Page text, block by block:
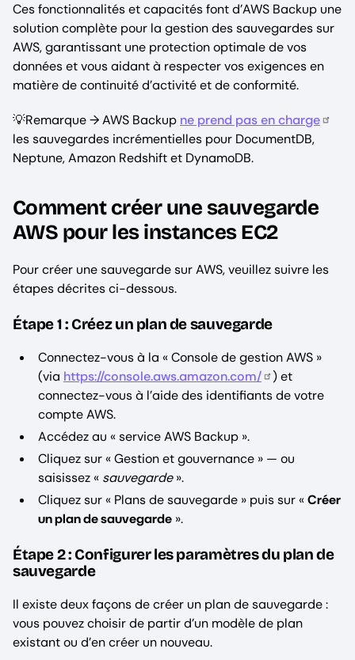
Ces fonctionnalités et capacités font d’AWS Backup une
solution complète pour la gestion des sauvegardes sur
AWS, garantissant une protection optimale de vos
données et vous aidant à respecter vos exigences en
matière de continuité d’activité et de conformité.
💡Remarque → AWS Backup ne prend pas en charge
les sauvegardes incrémentielles pour DocumentDB,
Neptune, Amazon Redshift et DynamoDB.
Comment créer une sauvegarde
AWS pour les instances EC2
Pour créer une sauvegarde sur AWS, veuillez suivre les
étapes décrites ci-dessous.
Étape 1 : Créez un plan de sauvegarde
Connectez-vous à la « Console de gestion AWS »
(via https://console.aws.amazon.com/
) et
connectez-vous à l’aide des identifiants de votre
compte AWS.
Accédez au « service AWS Backup ».
Cliquez sur « Gestion et gouvernance » — ou
saisissez « sauvegarde».
Cliquez sur « Plans de sauvegarde » puis sur «Créer
un plan de sauvegarde ».
Étape 2 : Configurer les paramètres du plan de
sauvegarde
Il existe deux façons de créer un plan de sauvegarde :
vous pouvez choisir de partir d’un modèle de plan
existant ou d’en créer un nouveau.